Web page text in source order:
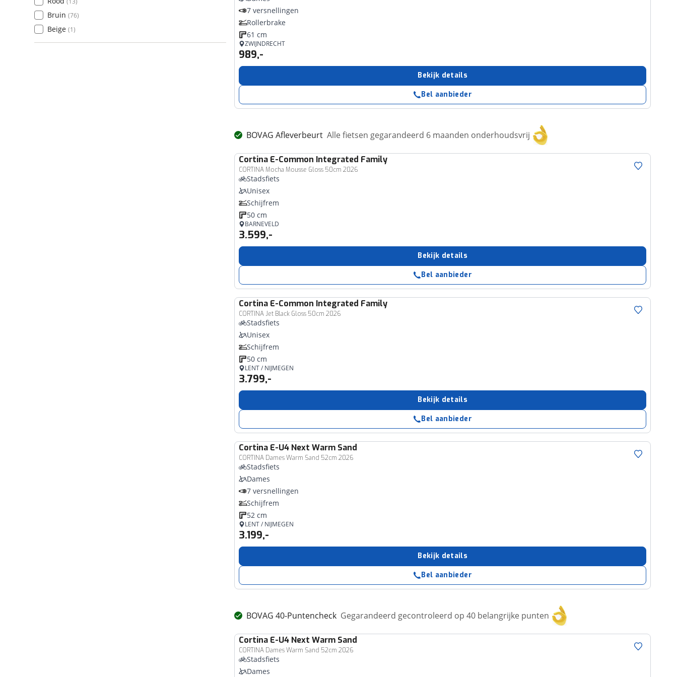
Bruin (76)
Beige (1)
7 versnellingen
Rollerbrake
61 cm
ZWIJNDRECHT
989,-
Bekijk details
Bel aanbieder
BOVAG Afleverbeurt Alle fietsen gegarandeerd 6 maanden onderhoudsvrij
Cortina E-Common Integrated Family
CORTINA Mocha Mousse Gloss 50cm 2026
Stadsfiets
Unisex
Schijfrem
50 cm
BARNEVELD
3.599,-
Bekijk details
Bel aanbieder
Cortina E-Common Integrated Family
CORTINA Jet Black Gloss 50cm 2026
Stadsfiets
Unisex
Schijfrem
50 cm
LENT / NIJMEGEN
3.799,-
Bekijk details
Bel aanbieder
Cortina E-U4 Next Warm Sand
CORTINA Dames Warm Sand 52cm 2026
Stadsfiets
Dames
7 versnellingen
Schijfrem
52 cm
LENT / NIJMEGEN
3.199,-
Bekijk details
Bel aanbieder
BOVAG 40-Puntencheck Gegarandeerd gecontroleerd op 40 belangrijke punten
Cortina E-U4 Next Warm Sand
CORTINA Dames Warm Sand 52cm 2026
Stadsfiets
Dames